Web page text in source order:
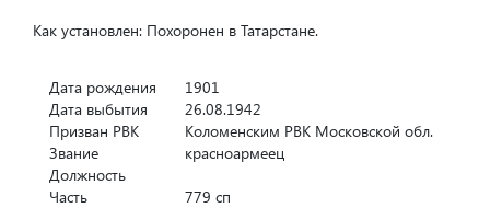
Как установлен: Похоронен в Татарстане.
Дата рождения
1901
Дата выбытия
26.08.1942
Призван РВК
Коломенским РВК Московской обл.
Звание
красноармеец
Должность
Часть
779 сп